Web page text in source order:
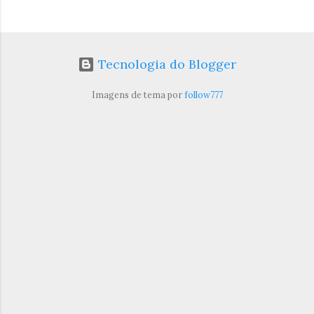
Tecnologia do Blogger
Imagens de tema porfollow777